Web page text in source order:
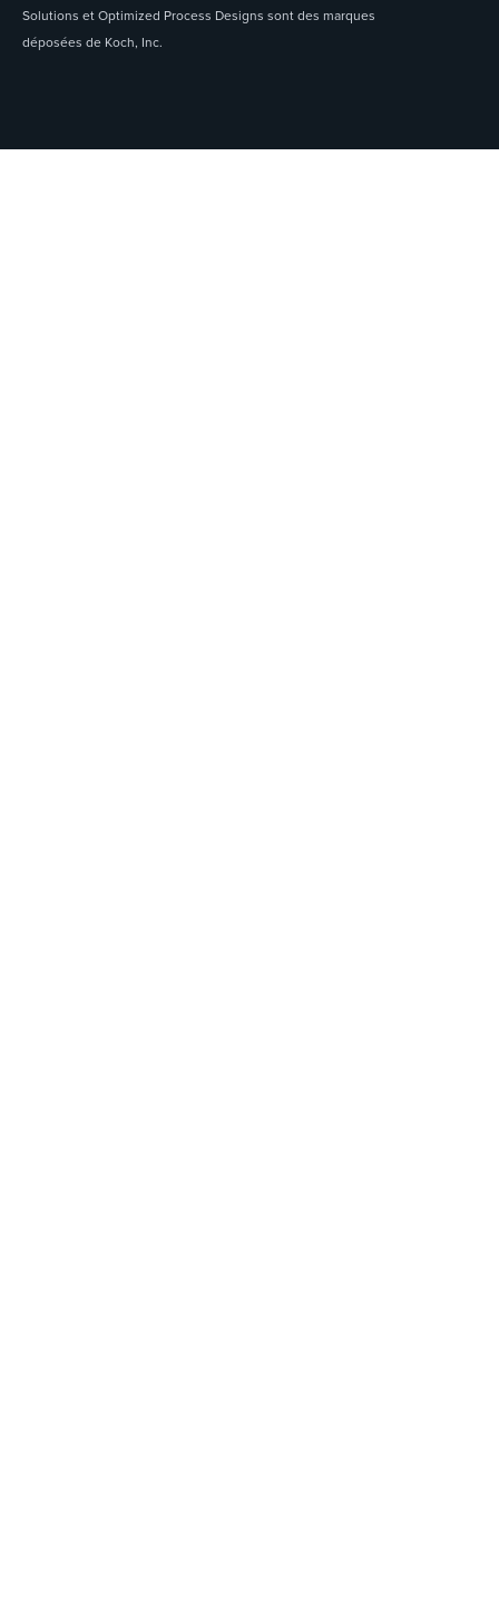
Solutions et Optimized Process Designs sont des marques
déposées de Koch, Inc.